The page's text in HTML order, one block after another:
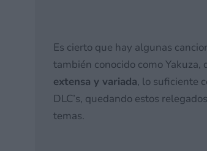
Es cierto que hay algunas
también conocido como
extensa y variada, lo suficiente
DLC’s, quedando estos
temas.